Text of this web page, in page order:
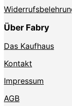
Über Fabry
Das Kaufhaus
Kontakt
Impressum
AGB